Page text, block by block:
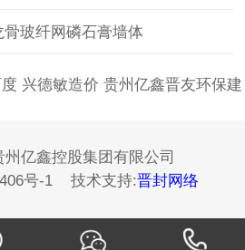
玻纤网磷石膏墙体
兴德敏造价 贵州亿鑫晋友环保建
亿鑫控股集团有限公司
号-1
技术支持:晋封网络